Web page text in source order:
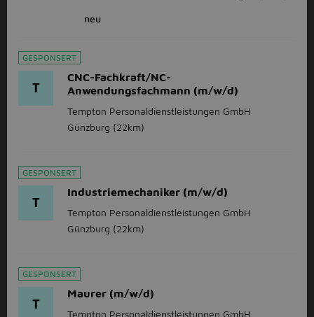
neu
GESPONSERT
T
CNC-Fachkraft/NC-
Anwendungsfachmann (m/w/d)
Tempton Personaldienstleistungen GmbH
Günzburg (22km)
GESPONSERT
T
Industriemechaniker (m/w/d)
Tempton Personaldienstleistungen GmbH
Günzburg (22km)
GESPONSERT
T
Maurer (m/w/d)
Tempton Personaldienstleistungen GmbH